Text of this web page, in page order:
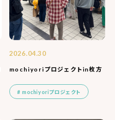
2026.04.30
mochiyoriプロジェクトin枚方
mochiyoriプロジェクト